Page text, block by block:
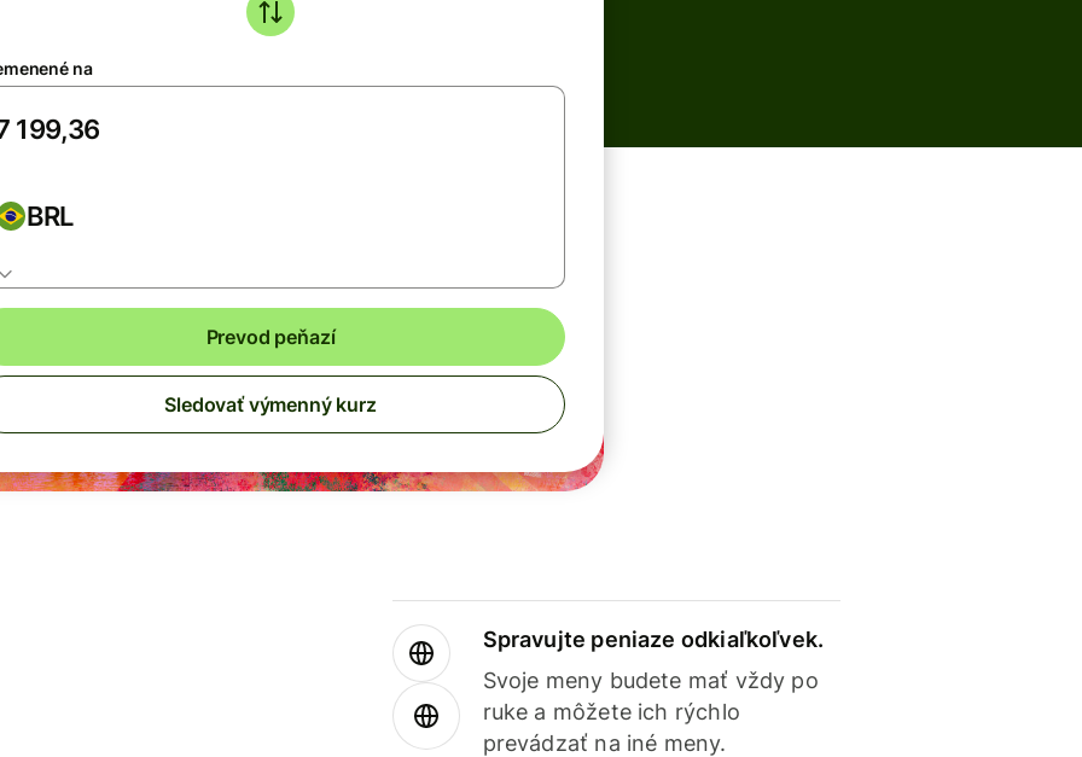
na
BRL
Prevod peňazí
Sledovať výmenný kurz
Spravujte peniaze odkiaľkoľvek.
Svoje meny budete mať vždy po
ruke a môžete ich rýchlo
prevádzať na iné meny.